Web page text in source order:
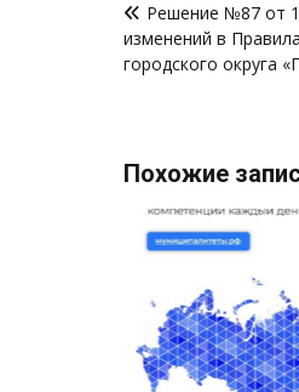
по
записям
Решение №87 от
изменений в
городского округа
Похожие